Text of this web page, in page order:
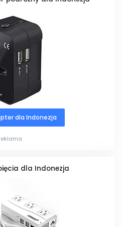
dla Indonezja
dla Indonezja